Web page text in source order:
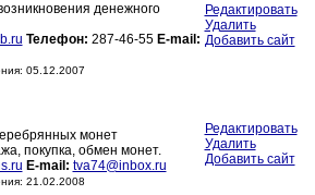
денежного
Телефон: 287-46-55 E-mail:
05.12.2007
Редактировать
Удалить
Добавить сайт
монет
покупка, обмен монет.
E-mail: tva74@inbox.ru
21.02.2008
Редактировать
Удалить
Добавить сайт